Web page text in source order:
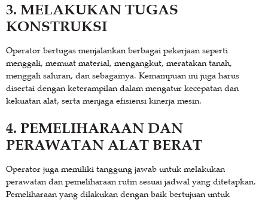
3. MELAKUKAN TUGAS
KONSTRUKSI
Operator bertugas menjalankan berbagai pekerjaan seperti
menggali, memuat material, mengangkut, meratakan tanah,
menggali saluran, dan sebagainya. Kemampuan ini juga harus
disertai dengan keterampilan dalam mengatur kecepatan dan
kekuatan alat, serta menjaga efisiensi kinerja mesin.
4. PEMELIHARAAN DAN
PERAWATAN ALAT BERAT
Operator juga memiliki tanggung jawab untuk melakukan
perawatan dan pemeliharaan rutin sesuai jadwal yang ditetapkan.
Pemeliharaan yang dilakukan dengan baik bertujuan untuk